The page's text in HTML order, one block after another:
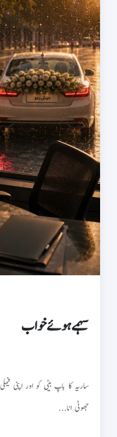
سہمے ہوئے خواب
ساریہ کا باپ بیٹی کو اور اپنی
جھوٹی انا...